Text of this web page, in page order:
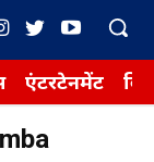
एंटरटेनमेंट